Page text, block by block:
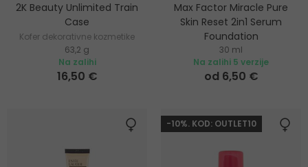
2K Beauty Unlimited Train
Case
Kofer dekorativne kozmetike
63,2 g
Na zalihi
16,50 €
Max Factor Miracle Pure
Skin Reset 2in1 Serum
Foundation
Satenski mat puder srednjeg
prekrivanja
30 ml
Na zalihi 5 verzije
od 6,50 €
-10%. KOD: OUTLET10